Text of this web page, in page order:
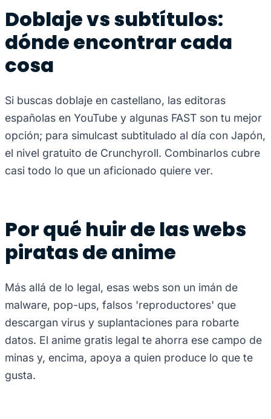
Doblaje vs subtítulos:
dónde encontrar cada
cosa
Si buscas doblaje en castellano, las editoras
españolas en YouTube y algunas FAST son tu mejor
opción; para simulcast subtitulado al día con Japón,
el nivel gratuito de Crunchyroll. Combinarlos cubre
casi todo lo que un aficionado quiere ver.
Por qué huir de las webs
piratas de anime
Más allá de lo legal, esas webs son un imán de
malware, pop-ups, falsos 'reproductores' que
descargan virus y suplantaciones para robarte
datos. El anime gratis legal te ahorra ese campo de
minas y, encima, apoya a quien produce lo que te
gusta.